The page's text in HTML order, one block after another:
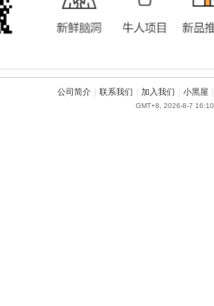
公司简介 联系我们 加入我们 小黑屋
GMT+8, 2026-8-7 16:10